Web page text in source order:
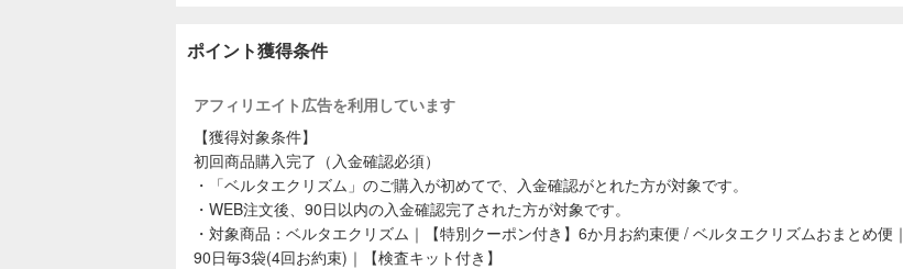
ポイント獲得条件
アフィリエイト広告を利用しています
【獲得対象条件】
初回商品購入完了（入金確認必須）
・「ベルタエクリズム」のご購入が初めてで、入金確認がとれた方が対象です。
・WEB注文後、90日以内の入金確認完了された方が対象です。
・対象商品：ベルタエクリズム｜【特別クーポン付き】6か月お約束便 / ベルタエクリズムおまとめ便｜
90日毎3袋(4回お約束)｜【検査キット付き】